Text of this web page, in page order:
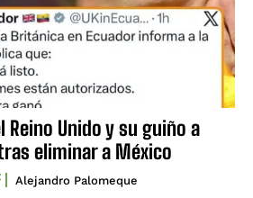
Reino Unido y su guiño a
eliminar a México
Alejandro Palomeque